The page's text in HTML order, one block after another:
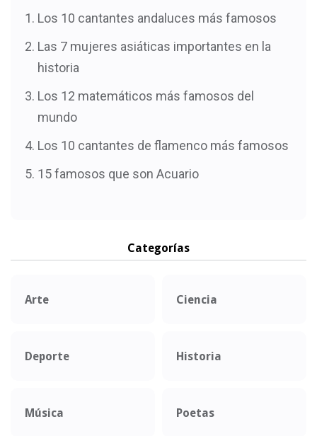
Los 10 cantantes andaluces más famosos
Las 7 mujeres asiáticas importantes en la
historia
Los 12 matemáticos más famosos del
mundo
Los 10 cantantes de flamenco más famosos
15 famosos que son Acuario
Categorías
Arte Ciencia
Deporte Historia
Música Poetas